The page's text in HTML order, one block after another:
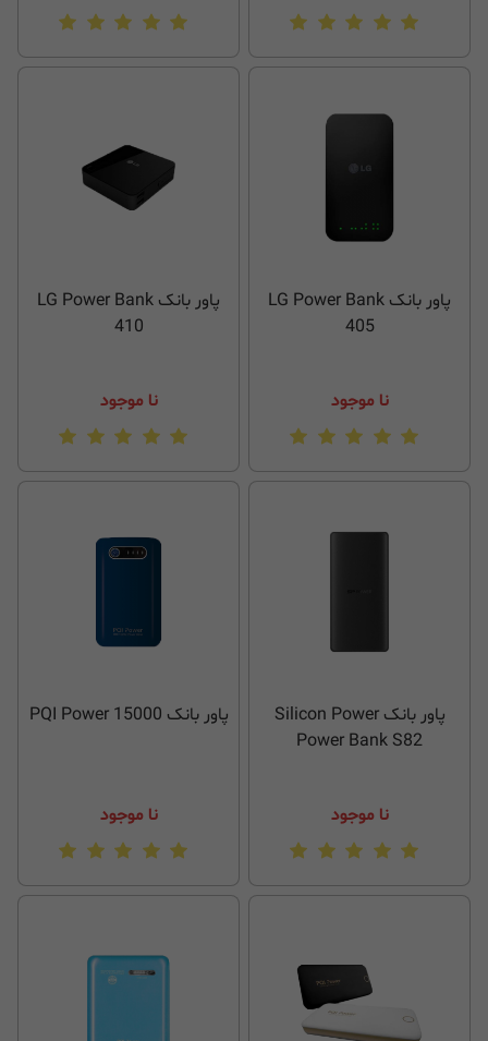
پاور بانک LG Power Bank
405
نا موجود
پاور بانک LG Power Bank
410
نا موجود
پاور بانک Silicon Power
Power Bank S82
نا موجود
پاور بانک PQI Power 15000
نا موجود